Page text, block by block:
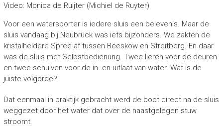
Video: Monica de Ruijter (Michiel de Ruyter)
Voor een watersporter is iedere sluis een belevenis. Maar de
sluis vandaag bij Neubrück was iets bijzonders. We zakten de
kristalheldere Spree af tussen Beeskow en Streitberg. En daar
was de sluis met Selbstbedienung. Twee lieren voor de deuren
en twee schuiven voor de in- en uitlaat van water. Wat is de
juiste volgorde?
Dat eenmaal in praktijk gebracht werd de boot direct na de sluis
weggezet door het water dat over de naastgelegen stuw
stroomt.